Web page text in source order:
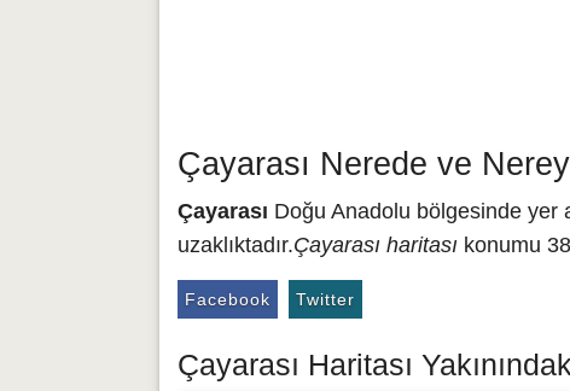
Çayarası Nerede ve
Çayarası Doğu Anadolu bölgesinde yer
uzaklıktadır.Çayarası haritası konumu
Facebook Twitter
Çayarası Haritası